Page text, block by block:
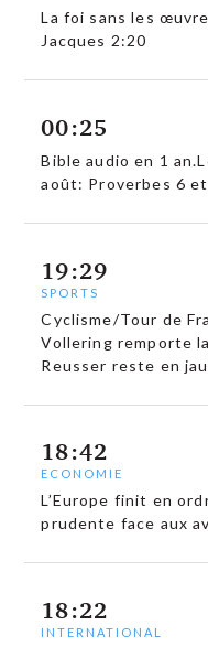
La foi sans les
Jacques 2:20
00:25
Bible audio en 1
août: Proverbes 6
19:29
SPORTS
Cyclisme/Tour de
Vollering remporte
Reusser reste en
18:42
ECONOMIE
L’Europe finit en
prudente face aux
18:22
INTERNATIONAL